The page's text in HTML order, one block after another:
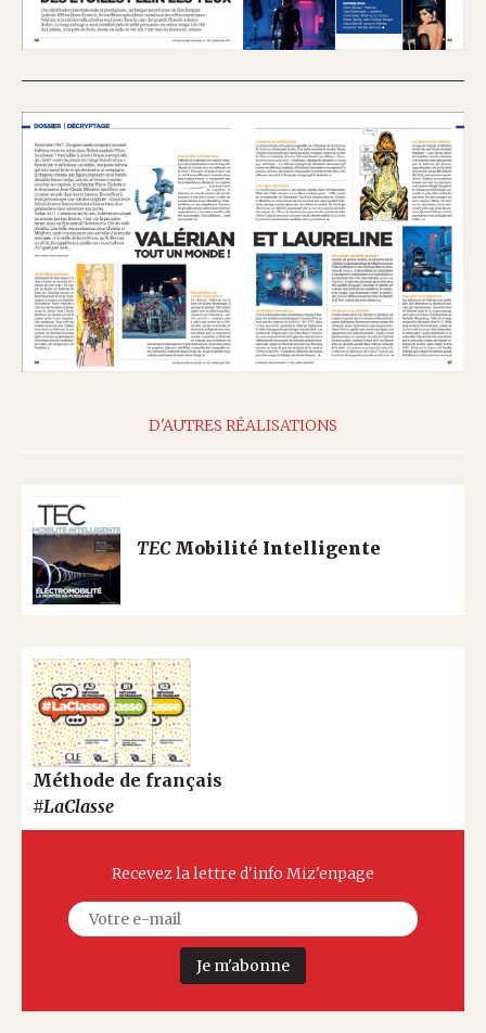
D'AUTRES RÉALISATIONS
TEC Mobilité Intelligente
Méthode de français
#LaClasse
Recevez la lettre d'info Miz'enpage
Je m'abonne